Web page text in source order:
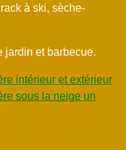
à ski, sèche-
jardin et barbecue.
intérieur et extérieur
sous la neige un